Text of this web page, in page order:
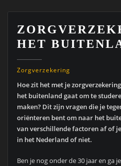
HET
Zorgverzekering
Hoe zit het met je
het buitenland gaat om te
maken? Dit zijn vragen die je
oriënteren bent om naar het
van verschillende factoren af of
in het Nederland of niet.
Ben je nog onder de 30 jaar en ga je